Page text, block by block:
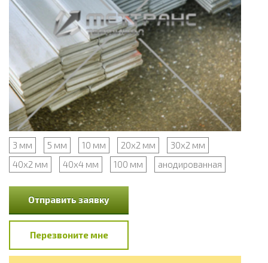
3 мм 5 мм 10 мм 20х2 мм
30х2 мм
40х2 мм
40х4 мм 100 мм анодированная
Отправить заявку
Перезвоните мне